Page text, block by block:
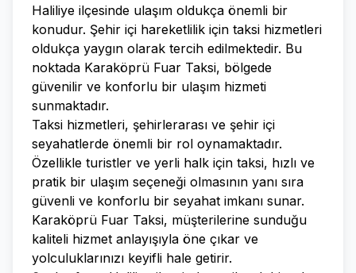
Haliliye ilçesinde ulaşım oldukça önemli bir
konudur. Şehir içi hareketlilik için taksi hizmetleri
oldukça yaygın olarak tercih edilmektedir. Bu
noktada Karaköprü Fuar Taksi, bölgede
güvenilir ve konforlu bir ulaşım hizmeti
sunmaktadır.
Taksi hizmetleri, şehirlerarası ve şehir içi
seyahatlerde önemli bir rol oynamaktadır.
Özellikle turistler ve yerli halk için taksi, hızlı ve
pratik bir ulaşım seçeneği olmasının yanı sıra
güvenli ve konforlu bir seyahat imkanı sunar.
Karaköprü Fuar Taksi, müşterilerine sunduğu
kaliteli hizmet anlayışıyla öne çıkar ve
yolculuklarınızı keyifli hale getirir.